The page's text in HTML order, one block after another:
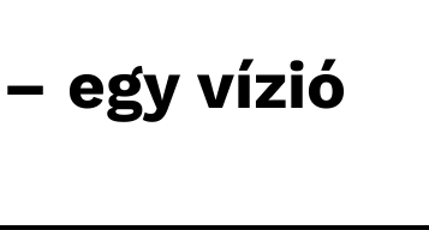
egy vízió